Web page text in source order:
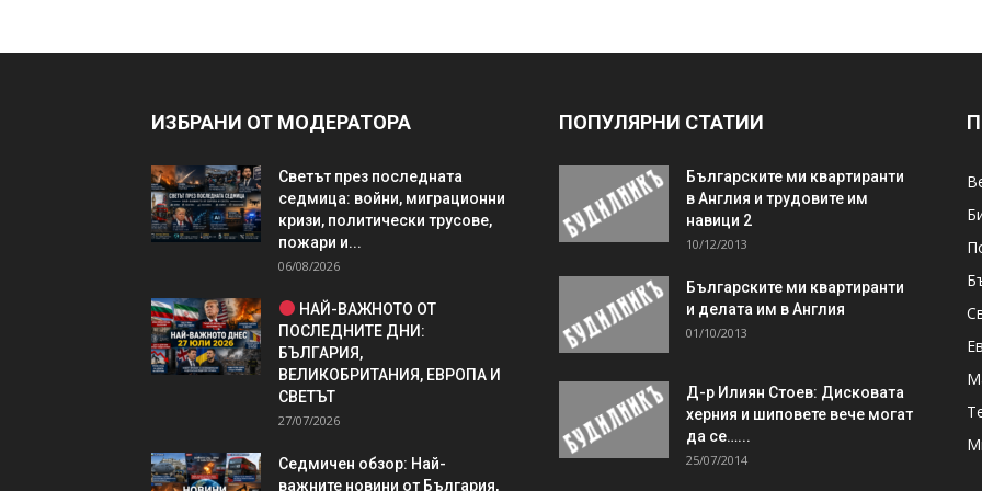
ИЗБРАНИ ОТ МОДЕРАТОРА
Светът през последната
седмица: войни, миграционни
кризи, политически трусове,
пожари и...
06/08/2026
НАЙ-ВАЖНОТО ОТ
ПОСЛЕДНИТЕ ДНИ:
БЪЛГАРИЯ,
ВЕЛИКОБРИТАНИЯ, ЕВРОПА И
СВЕТЪТ
27/07/2026
Седмичен обзор: Най-
важните новини от България,
ПОПУЛЯРНИ СТАТИИ
Българските ми квартиранти
в Англия и трудовите им
навици 2
10/12/2013
Българските ми квартиранти
и делата им в Англия
01/10/2013
Д-р Илиян Стоев: Дисковата
херния и шиповете вече могат
да се…...
25/07/2014